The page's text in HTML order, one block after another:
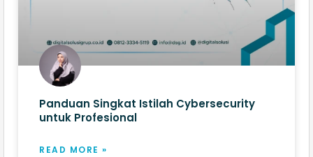
Panduan Singkat Istilah Cybersecurity
untuk Profesional
READ MORE »